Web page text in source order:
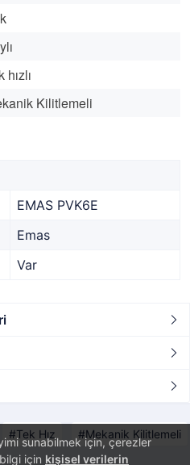
sunabilmek için, çerezler
için kişisel verilerin
hızlı
Kilitlemeli
EMAS PVK6E
Emas
Var
Tek Hız Mekanik Kilitlemeli